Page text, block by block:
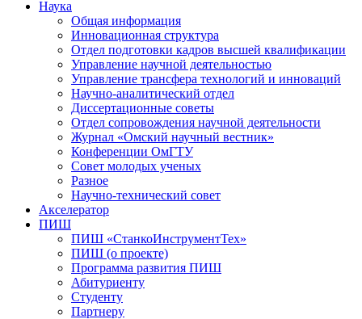
Наука
Общая информация
Инновационная структура
Отдел подготовки кадров высшей квалификации
Управление научной деятельностью
Управление трансфера технологий и инноваций
Научно-аналитический отдел
Диссертационные советы
Отдел сопровождения научной деятельности
Журнал «Омский научный вестник»
Конференции ОмГТУ
Совет молодых ученых
Разное
Научно-технический совет
Акселератор
ПИШ
ПИШ «СтанкоИнструментТех»
ПИШ (о проекте)
Программа развития ПИШ
Абитуриенту
Студенту
Партнеру